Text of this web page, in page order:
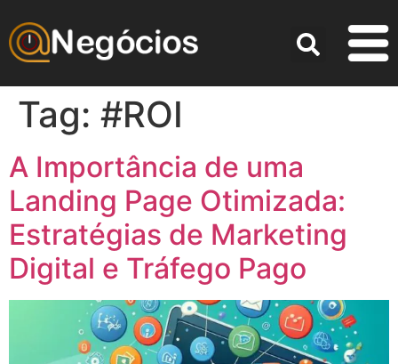
Tag: #ROI
A Importância de uma
Landing Page Otimizada:
Estratégias de Marketing
Digital e Tráfego Pago